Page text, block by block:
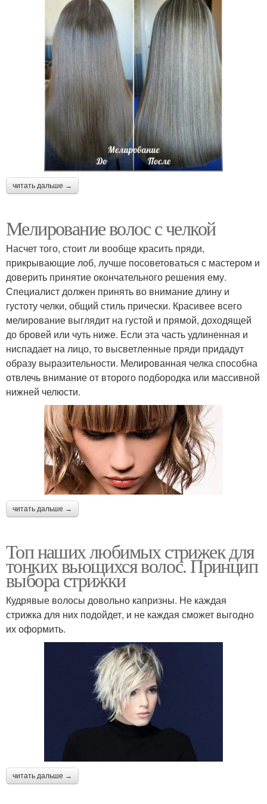
читать дальше →
Мелирование волос с челкой
Насчет того, стоит ли вообще красить пряди,
прикрывающие лоб, лучше посоветоваться с мастером и
доверить принятие окончательного решения ему.
Специалист должен принять во внимание длину и
густоту челки, общий стиль прически. Красивее всего
мелирование выглядит на густой и прямой, доходящей
до бровей или чуть ниже. Если эта часть удлиненная и
ниспадает на лицо, то высветленные пряди придадут
образу выразительности. Мелированная челка способна
отвлечь внимание от второго подбородка или массивной
нижней челюсти.
читать дальше →
Топ наших любимых стрижек для
тонких вьющихся волос. Принцип
выбора стрижки
Кудрявые волосы довольно капризны. Не каждая
стрижка для них подойдет, и не каждая сможет выгодно
их оформить.
читать дальше →